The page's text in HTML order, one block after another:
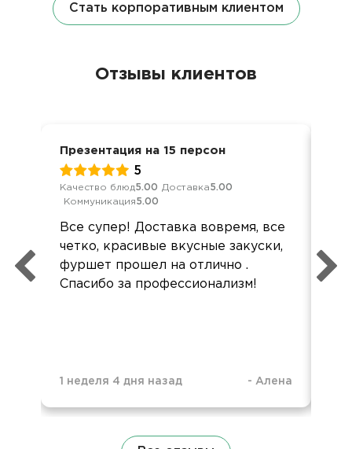
Стать корпоративным клиентом
Отзывы клиентов
Презентация на 15 персон
5
Качество блюд5.00 Доставка5.00
Коммуникация5.00
Все супер! Доставка вовремя, все
четко, красивые вкусные закуски,
фуршет прошел на отлично .
Спасибо за профессионализм!
1 неделя 4 дня назад - Алена